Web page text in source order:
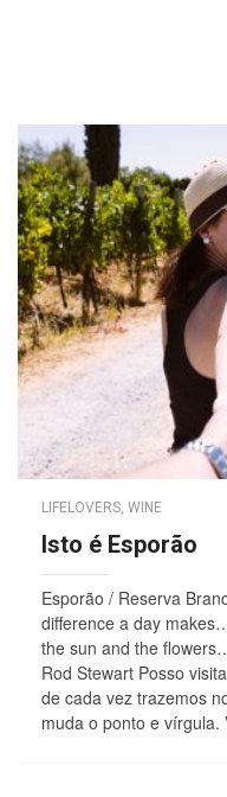
LIFELOVERS, WINE
Isto é Esporão
Esporão / Reserva
difference a day
the sun and the
Rod Stewart Posso
de cada vez trazemos
muda o ponto e